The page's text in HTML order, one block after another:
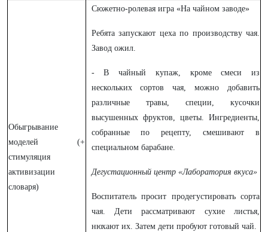
Обыгрывание
моделей (+
стимуляция
активизации
словаря)
Сюжетно-ролевая игра «На чайном заводе»
Ребята запускают цеха по производству чая.
Завод ожил.
- В чайный купаж, кроме смеси из
нескольких сортов чая, можно добавить
различные травы, специи, кусочки
высушенных фруктов, цветы. Ингредиенты,
собранные по рецепту, смешивают в
специальном барабане.
Дегустационный центр «Лаборатория вкуса»
Воспитатель просит продегустировать сорта
чая. Дети рассматривают сухие листья,
нюхают их. Затем дети пробуют готовый чай.